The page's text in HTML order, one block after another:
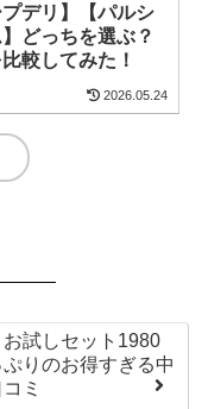
プデリ】【パルシ
どっちを選ぶ？
較してみた！
2026.05.24
お試しセット1980
りのお得すぎる中
ミ